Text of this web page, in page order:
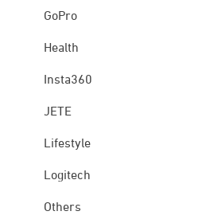
GoPro
Health
Insta360
JETE
Lifestyle
Logitech
Others